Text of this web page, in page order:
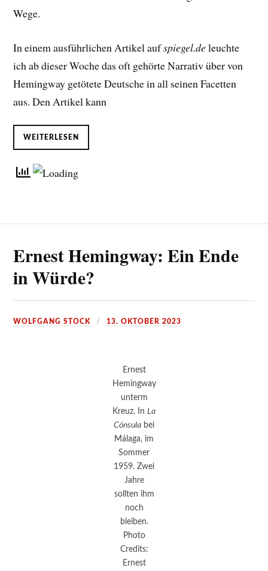
Wege.
In einem ausführlichen Artikel aufspiegel.deleuchte
ich ab dieser Woche das oft gehörte Narrativ über von
Hemingway getötete Deutsche in all seinen Facetten
aus. Den Artikel kann
WEITERLESEN
Ernest Hemingway: Ein Ende
in Würde?
WOLFGANG STOCK 13. OKTOBER 2023
Ernest
Hemingway
unterm
Kreuz. In La
Cónsula bei
Málaga, im
Sommer
1959. Zwei
Jahre
sollten ihm
noch
bleiben.
Photo
Credits:
Ernest